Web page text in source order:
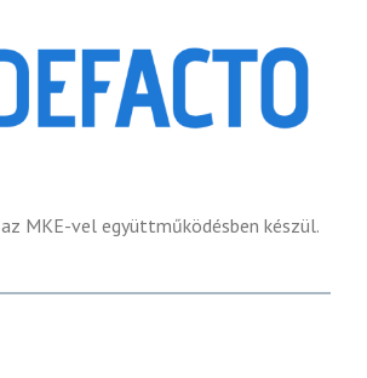
az MKE-vel együttműködésben készül.